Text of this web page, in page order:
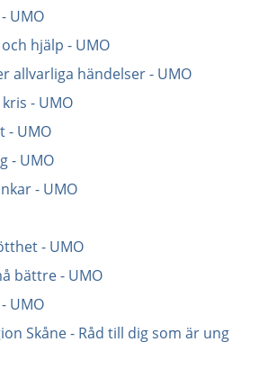
UMO
hjälp - UMO
allvarliga händelser - UMO
- UMO
- UMO
- UMO
- UMO
- UMO
bättre - UMO
UMO
Skåne - Råd till dig som är ung